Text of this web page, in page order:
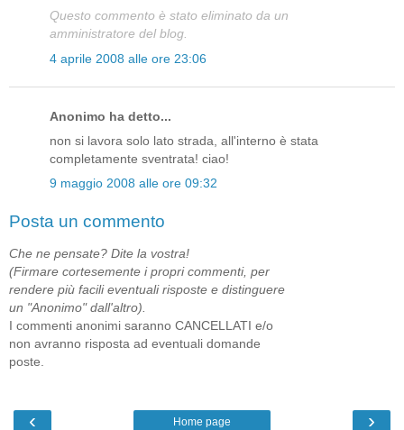
Questo commento è stato eliminato da un
amministratore del blog.
4 aprile 2008 alle ore 23:06
Anonimo ha detto...
non si lavora solo lato strada, all'interno è stata
completamente sventrata! ciao!
9 maggio 2008 alle ore 09:32
Posta un commento
Che ne pensate? Dite la vostra!
(Firmare cortesemente i propri commenti, per
rendere più facili eventuali risposte e distinguere
un "Anonimo" dall'altro).
I commenti anonimi saranno CANCELLATI e/o
non avranno risposta ad eventuali domande
poste.
‹ ›
Home page